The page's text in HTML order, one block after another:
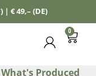
€ 49,– (DE)
0
What's Produced